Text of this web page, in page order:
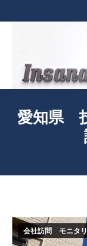
愛知県
会社訪問 モニタ